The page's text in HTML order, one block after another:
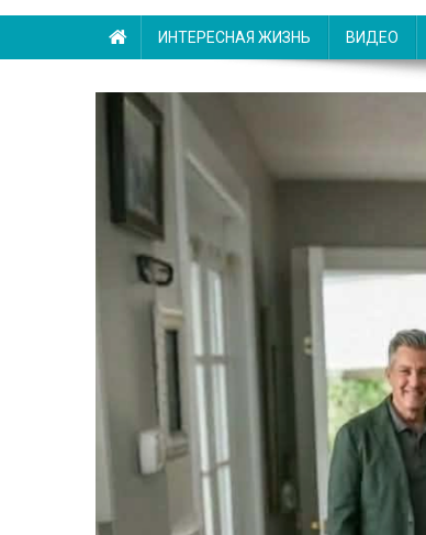
ИНТЕРЕСНАЯ ЖИЗНЬ ВИДЕО